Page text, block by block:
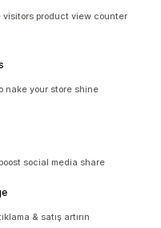
visitors product view counter
nake your store shine
social media share
& satış artırın